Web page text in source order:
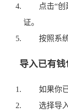
点击“
证。
按照系
导入已有钱
如果你
选择导